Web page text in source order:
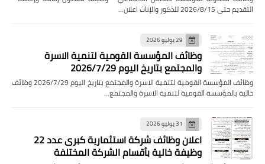
التقديم حتى 2026/8/15 للذكور والإناث اعلان…
29 يوليو 2026
وظائف المؤسسة القومية لتنمية الاسرة
والمجتمع بتاريخ اليوم 2026/7/29
وظائف المؤسسة القومية لتنمية الاسرة والمجتمع بتاريخ اليوم 2026/7/29 وظائف
خالية بالمؤسسة القومية لتنمية الاسرة والمجتمع…
31 يوليو 2026
اعلان وظائف شركة استثمارية كبرى عدد 22
وظيفة خالية بأقسام الشركة المختلفة